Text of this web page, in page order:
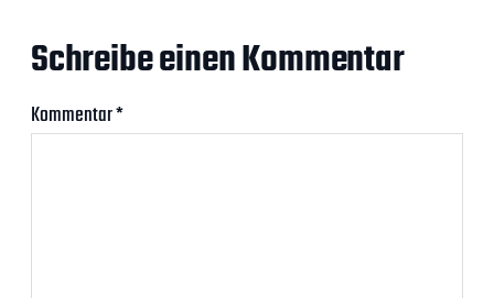
Schreibe einen Kommentar
Kommentar*